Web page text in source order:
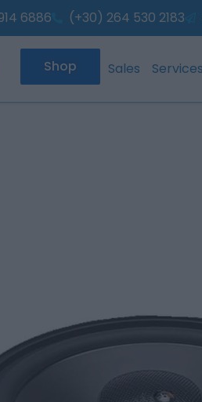
6886 (+30) 264 530 2183
Shop Sales Services